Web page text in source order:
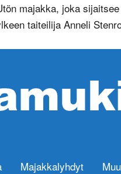
majakka, joka
taiteilija Anneli
Majakkalyhdyt